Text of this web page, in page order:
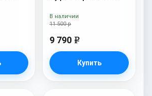
Like
11 500 р
9 790 e
Купить
В наличии